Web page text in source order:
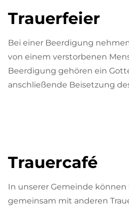
Trauerfeier
Bei einer Beerdigung
von einem verstorbenen
Beerdigung gehören ein
anschließende Beisetzung
Trauercafé
In unserer Gemeinde können
gemeinsam mit anderen